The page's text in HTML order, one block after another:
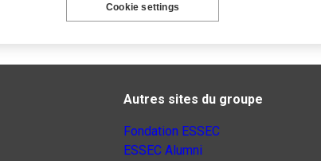
Autres sites du groupe
Fondation ESSEC
ESSEC Alumni
Cookie settings